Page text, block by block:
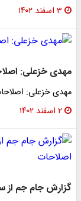
۳ اسفند ۱۴۰۲
مهدی خزعلی:
مهدی خزعلی:
۲ اسفند ۱۴۰۲
گزارش جام جم از